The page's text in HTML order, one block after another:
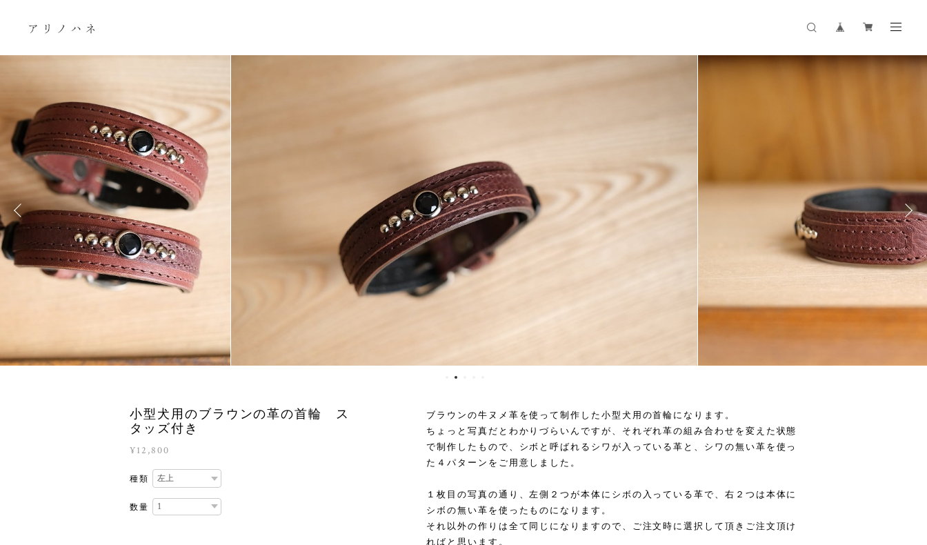
小型犬用のブラウンの革の首輪 ス
タッズ付き
¥12,800
種類
数量
ブラウンの牛ヌメ革を使って制作した小型犬用の首輪になります。
ちょっと写真だとわかりづらいんですが、それぞれ革の組み合わせを変えた状態
で制作したもので、シボと呼ばれるシワが入っている革と、シワの無い革を使っ
た４パターンをご用意しました。
１枚目の写真の通り、左側２つが本体にシボの入っている革で、右２つは本体に
シボの無い革を使ったものになります。
それ以外の作りは全て同じになりますので、ご注文時に選択して頂きご注文頂け
ればと思います。